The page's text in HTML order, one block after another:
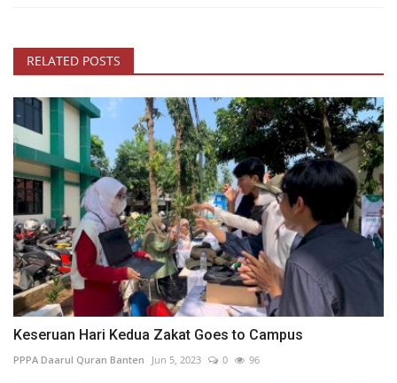
RELATED POSTS
Keseruan Hari Kedua Zakat Goes to Campus
PPPA Daarul Quran Banten Jun 5, 2023 0 96